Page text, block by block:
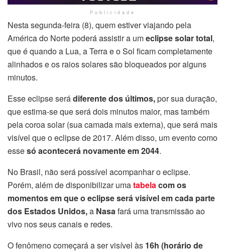
Publicidade
Nesta segunda-feira (8), quem estiver viajando pela
América do Norte poderá assistir a umeclipse solar total,
que é quando a Lua, a Terra e o Sol ficam completamente
alinhados e os raios solares são bloqueados por alguns
minutos.
Esse eclipse serádiferente dos últimos,por sua duração,
que estima-se que será dois minutos maior, mas também
pela coroa solar (sua camada mais externa), que será mais
visível que o eclipse de 2017. Além disso, um evento como
essesó acontecerá novamente em 2044.
No Brasil, não será possível acompanhar o eclipse.
Porém, além de disponibilizar umatabelacom os
momentos em que o eclipse será visível em cada parte
dos Estados Unidos,a Nasafará uma transmissão ao
vivo nos seus canais e redes.
O fenômeno começará a ser visível às 16h (horário de